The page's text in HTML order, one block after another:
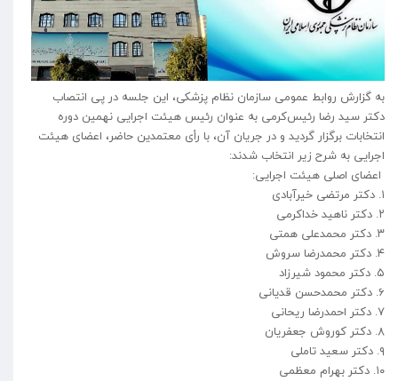
به گزارش روابط عمومی سازمان نظام پزشکی، این جلسه در پی انتصاب
دکتر سید رضا رئیس‌کرمی به عنوان رئیس هیئت اجرایی نهمین دوره
انتخابات برگزار گردید و در جریان آن، با رأی معتمدین حاضر، اعضای هیئت
اجرایی به شرح زیر انتخاب شدند:
اعضای اصلی هیئت اجرایی:
۱. دکتر مرتضی خیرآبادی
۲. دکتر ناهید خداکرمی
۳. دکتر محمدعلی همتی
۴. دکتر محمدرضا سروش
۵. دکتر محمود شیرزاد
۶. دکتر محمدحسن قدیانی
۷. دکتر احمدرضا ریحانی
۸. دکتر کوروش جعفریان
۹. دکتر سعید تاملی
۱۰. دکتر بهرام معظمی